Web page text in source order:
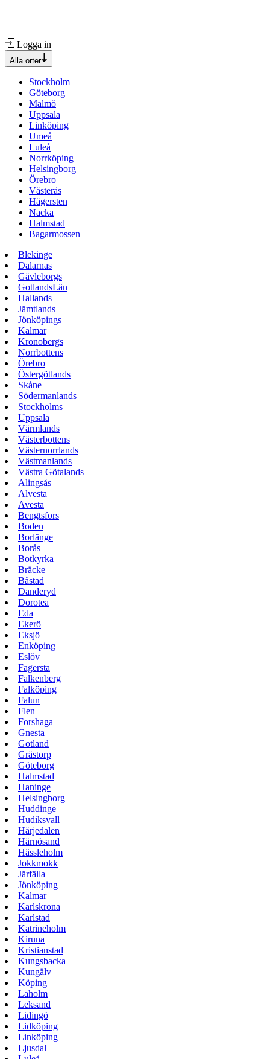
Logga in
Alla orter
Stockholm
Göteborg
Malmö
Uppsala
Linköping
Umeå
Luleå
Norrköping
Helsingborg
Örebro
Västerås
Hägersten
Nacka
Halmstad
Bagarmossen
Blekinge
Dalarnas
Gävleborgs
GotlandsLän
Hallands
Jämtlands
Jönköpings
Kalmar
Kronobergs
Norrbottens
Örebro
Östergötlands
Skåne
Södermanlands
Stockholms
Uppsala
Värmlands
Västerbottens
Västernorrlands
Västmanlands
Västra Götalands
Alingsås
Alvesta
Avesta
Bengtsfors
Boden
Borlänge
Borås
Botkyrka
Bräcke
Båstad
Danderyd
Dorotea
Eda
Ekerö
Eksjö
Enköping
Eslöv
Fagersta
Falkenberg
Falköping
Falun
Flen
Forshaga
Gnesta
Gotland
Grästorp
Göteborg
Halmstad
Haninge
Helsingborg
Huddinge
Hudiksvall
Härjedalen
Härnösand
Hässleholm
Jokkmokk
Järfälla
Jönköping
Kalmar
Karlskrona
Karlstad
Katrineholm
Kiruna
Kristianstad
Kungsbacka
Kungälv
Köping
Laholm
Leksand
Lidingö
Lidköping
Linköping
Ljusdal